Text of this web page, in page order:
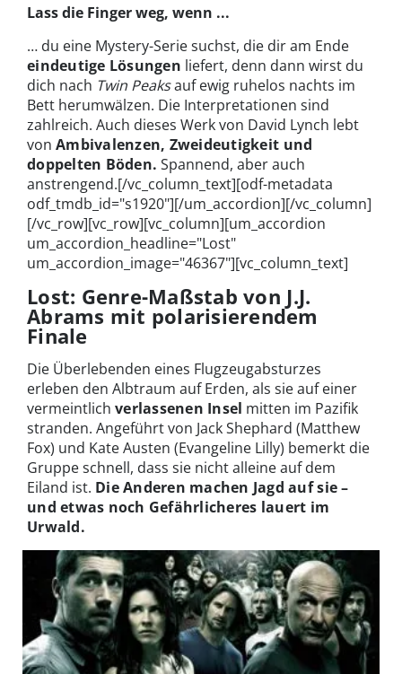
Lass die Finger weg, wenn ...
… du eine Mystery-Serie suchst, die dir am Ende
eindeutige Lösungen liefert, denn dann wirst du
dich nach Twin Peaksauf ewig ruhelos nachts im
Bett herumwälzen. Die Interpretationen sind
zahlreich. Auch dieses Werk von David Lynch lebt
von Ambivalenzen, Zweideutigkeit und
doppelten Böden. Spannend, aber auch
anstrengend.[/vc_column_text][odf-metadata
odf_tmdb_id="s1920"][/um_accordion][/vc_column]
[/vc_row][vc_row][vc_column][um_accordion
um_accordion_headline="Lost"
um_accordion_image="46367"][vc_column_text]
Lost: Genre-Maßstab von J.J.
Abrams mit polarisierendem
Finale
Die Überlebenden eines Flugzeugabsturzes
erleben den Albtraum auf Erden, als sie auf einer
vermeintlich verlassenen Insel mitten im Pazifik
stranden. Angeführt von Jack Shephard (Matthew
Fox) und Kate Austen (Evangeline Lilly) bemerkt die
Gruppe schnell, dass sie nicht alleine auf dem
Eiland ist. Die Anderen machen Jagd auf sie –
und etwas noch Gefährlicheres lauert im
Urwald.